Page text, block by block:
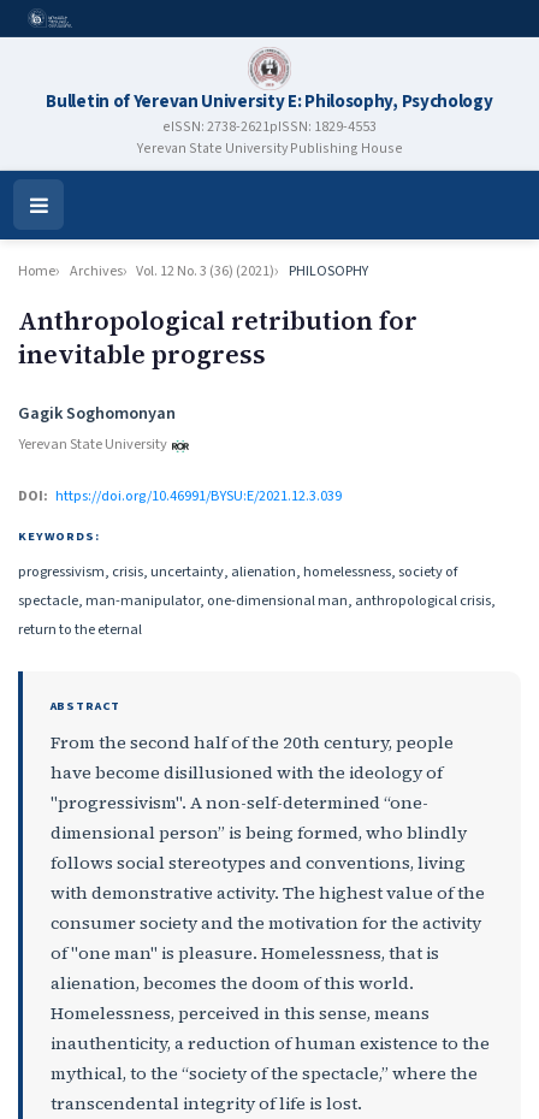
Bulletin of Yerevan University E: Philosophy, Psychology
eISSN: 2738-2621pISSN: 1829-4553
Yerevan State University Publishing House
Open
Menu
Home Archives Vol. 12 No. 3 (36) (2021) PHILOSOPHY
Anthropological retribution for
inevitable progress
Authors
Gagik Soghomonyan
Yerevan State University
DOI: https://doi.org/10.46991/BYSU:E/2021.12.3.039
KEYWORDS:
progressivism, crisis, uncertainty, alienation, homelessness, society of
spectacle, man-manipulator, one-dimensional man, anthropological crisis,
return to the eternal
ABSTRACT
From the second half of the 20th century, people
have become disillusioned with the ideology of
"progressivism". A non-self-determined “one-
dimensional person” is being formed, who blindly
follows social stereotypes and conventions, living
with demonstrative activity. The highest value of the
consumer society and the motivation for the activity
of "one man" is pleasure. Homelessness, that is
alienation, becomes the doom of this world.
Homelessness, perceived in this sense, means
inauthenticity, a reduction of human existence to the
mythical, to the “society of the spectacle,” where the
transcendental integrity of life is lost.